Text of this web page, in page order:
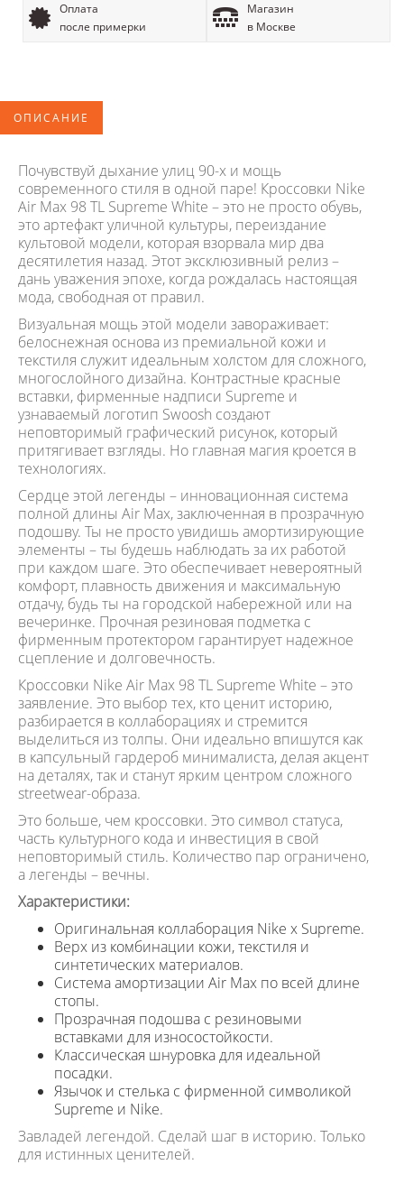
Оплата
после примерки
Магазин
в Москве
ОПИСАНИЕ
Почувствуй дыхание улиц 90-х и мощь
современного стиля в одной паре! Кроссовки Nike
Air Max 98 TL Supreme White – это не просто обувь,
это артефакт уличной культуры, переиздание
культовой модели, которая взорвала мир два
десятилетия назад. Этот эксклюзивный релиз –
дань уважения эпохе, когда рождалась настоящая
мода, свободная от правил.
Визуальная мощь этой модели завораживает:
белоснежная основа из премиальной кожи и
текстиля служит идеальным холстом для сложного,
многослойного дизайна. Контрастные красные
вставки, фирменные надписи Supreme и
узнаваемый логотип Swoosh создают
неповторимый графический рисунок, который
притягивает взгляды. Но главная магия кроется в
технологиях.
Сердце этой легенды – инновационная система
полной длины Air Max, заключенная в прозрачную
подошву. Ты не просто увидишь амортизирующие
элементы – ты будешь наблюдать за их работой
при каждом шаге. Это обеспечивает невероятный
комфорт, плавность движения и максимальную
отдачу, будь ты на городской набережной или на
вечеринке. Прочная резиновая подметка с
фирменным протектором гарантирует надежное
сцепление и долговечность.
Кроссовки Nike Air Max 98 TL Supreme White – это
заявление. Это выбор тех, кто ценит историю,
разбирается в коллаборациях и стремится
выделиться из толпы. Они идеально впишутся как
в капсульный гардероб минималиста, делая акцент
на деталях, так и станут ярким центром сложного
streetwear-образа.
Это больше, чем кроссовки. Это символ статуса,
часть культурного кода и инвестиция в свой
неповторимый стиль. Количество пар ограничено,
а легенды – вечны.
Характеристики:
Оригинальная коллаборация Nike x Supreme.
Верх из комбинации кожи, текстиля и
синтетических материалов.
Система амортизации Air Max по всей длине
стопы.
Прозрачная подошва с резиновыми
вставками для износостойкости.
Классическая шнуровка для идеальной
посадки.
Язычок и стелька с фирменной символикой
Supreme и Nike.
Завладей легендой. Сделай шаг в историю. Только
для истинных ценителей.